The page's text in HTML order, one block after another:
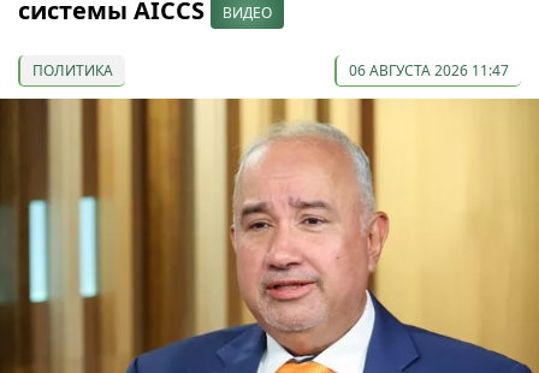
системы AICCS
ВИДЕО
ПОЛИТИКА 06 АВГУСТА 2026 11:47